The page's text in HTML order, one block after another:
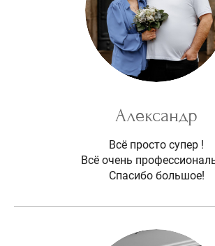
Александр
Всё просто супер !
Всё очень
Спасибо большое!